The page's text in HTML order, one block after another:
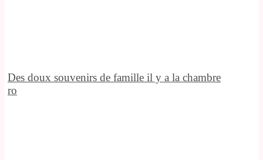
Des doux souvenirs de famille il y a la chambre
ro